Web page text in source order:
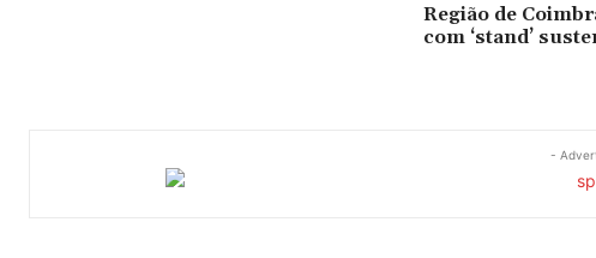
Região de
com ‘stand’
-